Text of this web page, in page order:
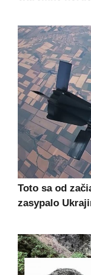
Toto sa od
zasypalo